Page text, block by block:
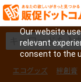
Our website
relevant
consent to the
エコグッズ 絆創膏